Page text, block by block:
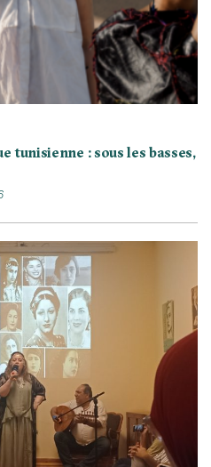
tunisienne : sous les basses,